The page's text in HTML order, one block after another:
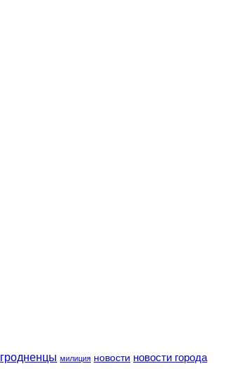
гродненцы милиция новости новости города